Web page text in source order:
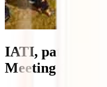
IATI,
Meeting Camper